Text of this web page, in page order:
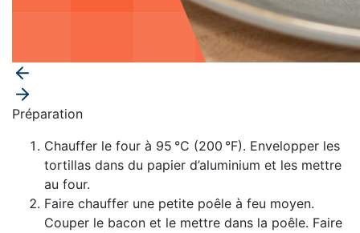
Préparation
Chauffer le four à 95 °C (200 °F). Envelopper les
tortillas dans du papier d’aluminium et les mettre
au four.
Faire chauffer une petite poêle à feu moyen.
Couper le bacon et le mettre dans la poêle. Faire